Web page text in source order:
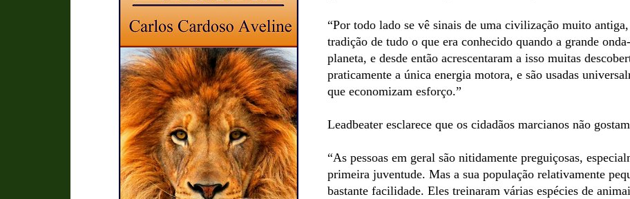
“Por todo lado se vê sinais de uma civilização muito
tradição de tudo o que era conhecido quando a grande
planeta, e desde então acrescentaram a isso muitas
praticamente a única energia motora, e são usadas
que economizam esforço.”
Leadbeater esclarece que os cidadãos marcianos não
“As pessoas em geral são nitidamente preguiçosas,
primeira juventude. Mas a sua população relativamente
bastante facilidade. Eles treinaram várias espécies de